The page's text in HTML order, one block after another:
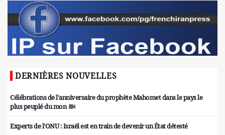
DERNIÈRES NOUVELLES
Célébrations de l'anniversaire du prophète Mahomet dans le pays le
plus peuplé du mon
Experts de l'ONU : Israël est en train de devenir un État détesté